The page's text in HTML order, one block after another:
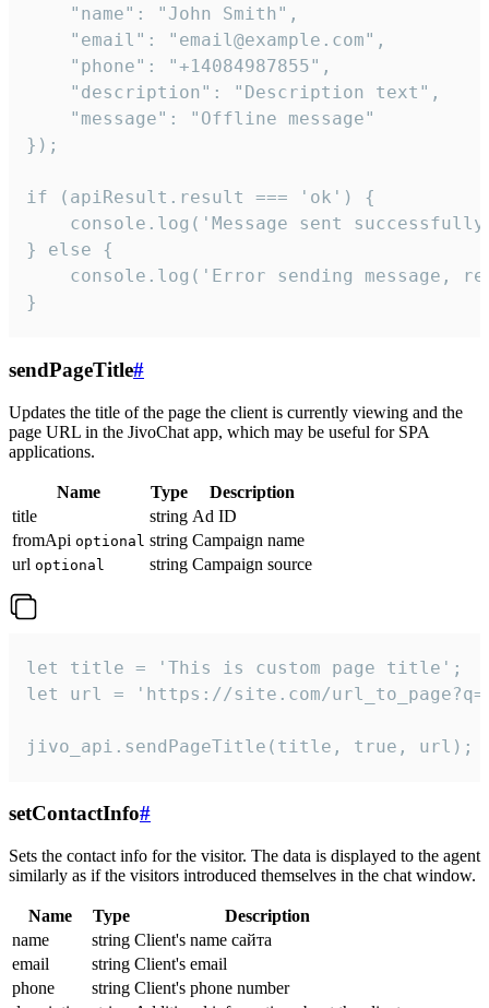
    "name": "John Smith",
    "email": "email@example.com",
    "phone": "+14084987855",
    "description": "Description text",
    "message": "Offline message"
});
if (apiResult.result === 'ok') {
console.log('Message sent
} else {
console.log('Error sending message,
}
sendPageTitle#
Updates the title of the page the client is currently viewing and the
page URL in the JivoChat app, which may be useful for SPA
applications.
Name Type
Description
title
string Ad ID
fromApi optional string Campaign name
url optional string Campaign source
let title = 'This is custom page title';
let url = 'https://site.com/
jivo_api.sendPageTitle(title, true, url);
setContactInfo#
Sets the contact info for the visitor. The data is displayed to the agent
similarly as if the visitors introduced themselves in the chat window.
Name Type
Description
name
string Client's name сайта
email
string Client's email
phone
string Client's phone number